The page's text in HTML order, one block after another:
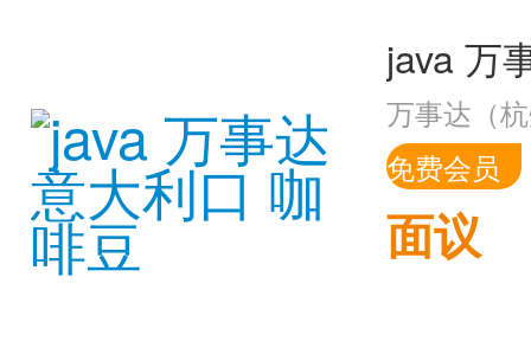
java 万
万事达（
免费会员
面议